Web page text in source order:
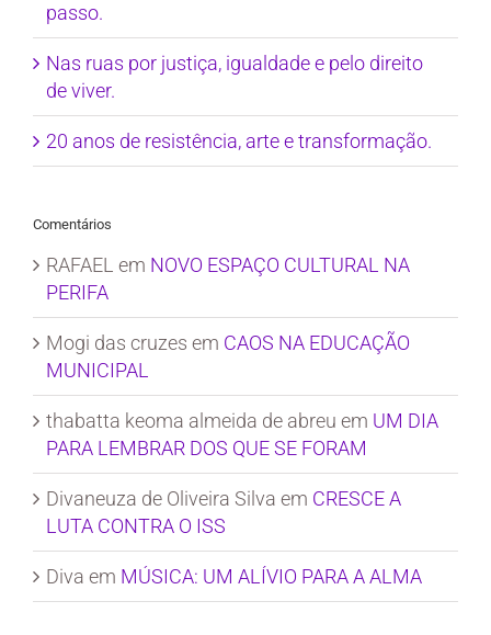
passo.
Nas ruas por justiça, igualdade e pelo direito
de viver.
20 anos de resistência, arte e transformação.
Comentários
RAFAEL em NOVO ESPAÇO CULTURAL NA
PERIFA
Mogi das cruzes em CAOS NA EDUCAÇÃO
MUNICIPAL
thabatta keoma almeida de abreu em UM DIA
PARA LEMBRAR DOS QUE SE FORAM
Divaneuza de Oliveira Silva em CRESCE A
LUTA CONTRA O ISS
Diva em MÚSICA: UM ALÍVIO PARA A ALMA